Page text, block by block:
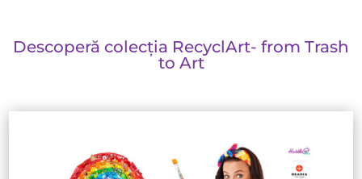
Descoperă colecția RecyclArt- from Trash
to Art